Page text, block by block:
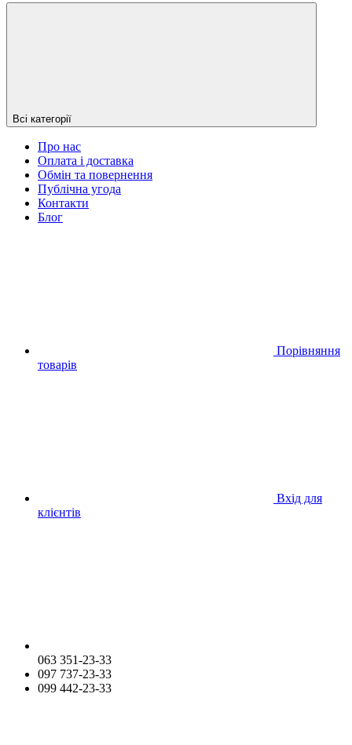
Всі категорії
Про нас
Оплата і доставка
Обмін та повернення
Публічна угода
Контакти
Блог
Порівняння
товарів
Вхід для
клієнтів
063 351-23-33
097 737-23-33
099 442-23-33